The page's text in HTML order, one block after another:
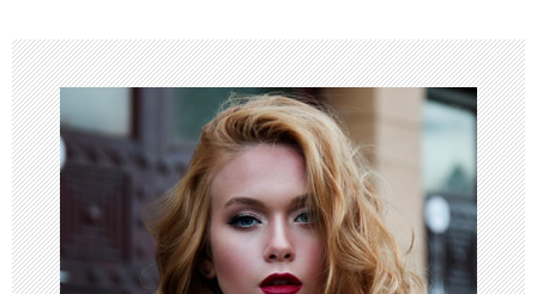
n
a
v
i
g